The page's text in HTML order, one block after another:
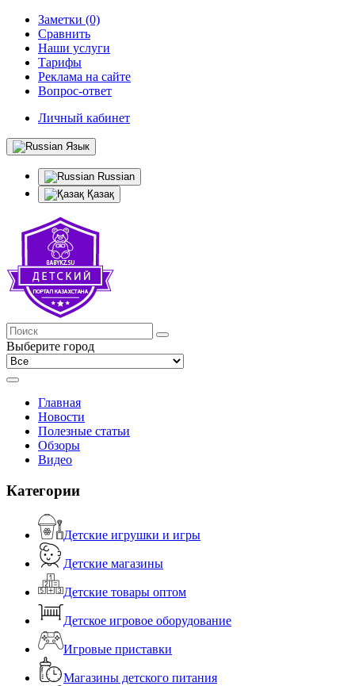
Заметки (0)
Сравнить
Наши услуги
Тарифы
Реклама на сайте
Вопрос-ответ
Личный кабинет
Язык
Russian
Қазақ
Выберите город
Главная
Новости
Полезные статьи
Обзоры
Видео
Категории
Детские игрушки и игры
Детские магазины
Детские товары оптом
Детское игровое оборудование
Игровые приставки
Магазины детского питания